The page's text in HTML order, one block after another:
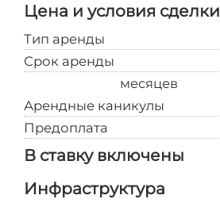
Цена и условия сделки
Тип аренды
Срок арендыНа несколько
месяцев
Арендные каникулы
Есть
Предоплата
В ставку включены
Инфраструктура